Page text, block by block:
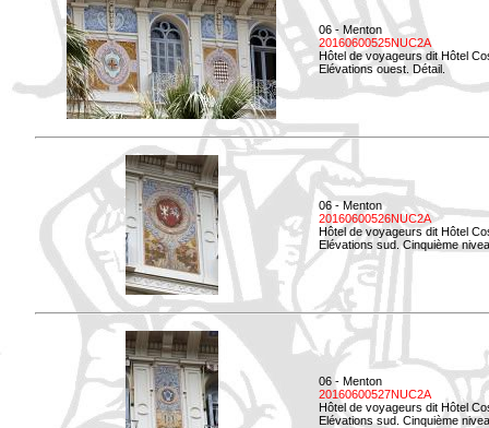
06 - Menton
20160600525NUC2A
Hôtel de voyageurs dit Hôtel
Elévations ouest. Détail.
06 - Menton
20160600526NUC2A
Hôtel de voyageurs dit Hôtel
Elévations sud. Cinquième
06 - Menton
20160600527NUC2A
Hôtel de voyageurs dit Hôtel
Elévations sud. Cinquième